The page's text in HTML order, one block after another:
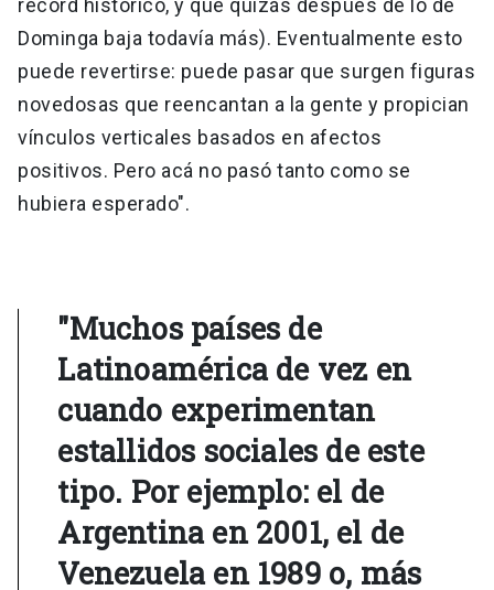
récord histórico, y que quizás después de lo de
Dominga baja todavía más). Eventualmente esto
puede revertirse: puede pasar que surgen figuras
novedosas que reencantan a la gente y propician
vínculos verticales basados en afectos
positivos. Pero acá no pasó tanto como se
hubiera esperado".
"Muchos países de
Latinoamérica de vez en
cuando experimentan
estallidos sociales de este
tipo. Por ejemplo: el de
Argentina en 2001, el de
Venezuela en 1989 o, más